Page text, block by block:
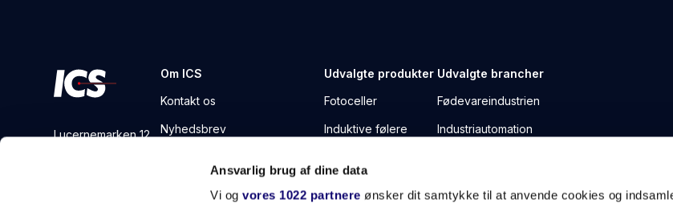
Ansvarlig brug af dine data
Vi ogvores 1022 partnere ønsker dit samtykke til at anvende cookies og
Lucernemarken 12
Om ICS
Kontakt os
Nyhedsbrev
Udvalgte produkter
Fotoceller
Induktive følere
Udvalgte brancher
Fødevareindustrien
Industriautomation